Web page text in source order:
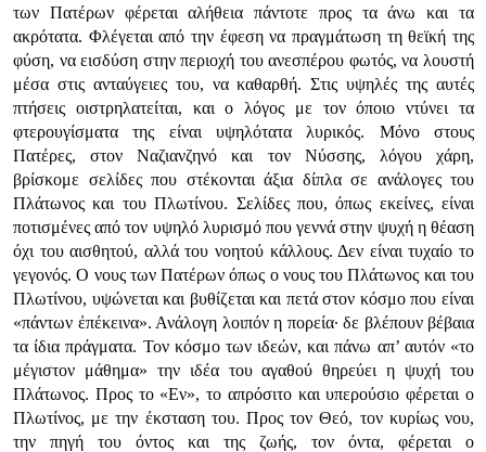
των Πατέρων φέρεται αλήθεια πάντοτε προς τα άνω και τα
ακρότατα. Φλέγεται από την έφεση να πραγμάτωση τη θεϊκή της
φύση, να εισδύση στην περιοχή του ανεσπέρου φωτός, να λουστή
μέσα στις ανταύγειες του, να καθαρθή. Στις υψηλές της αυτές
πτήσεις οιστρηλατείται, και ο λόγος με τον όποιο ντύνει τα
φτερουγίσματα της είναι υψηλότατα λυρικός. Μόνο στους
Πατέρες, στον Ναζιανζηνό και τον Νύσσης, λόγου χάρη,
βρίσκομε σελίδες που στέκονται άξια δίπλα σε ανάλογες του
Πλάτωνος και του Πλωτίνου. Σελίδες που, όπως εκείνες, είναι
ποτισμένες από τον υψηλό λυρισμό που γεννά στην ψυχή η θέαση
όχι του αισθητού, αλλά του νοητού κάλλους. Δεν είναι τυχαίο το
γεγονός. Ο νους των Πατέρων όπως ο νους του Πλάτωνος και του
Πλωτίνου, υψώνεται και βυθίζεται και πετά στον κόσμο που είναι
«πάντων ἐπέκεινα». Ανάλογη λοιπόν η πορεία· δε βλέπουν βέβαια
τα ίδια πράγματα. Τον κόσμο των ιδεών, και πάνω απ’ αυτόν «το
μέγιστον μάθημα» την ιδέα του αγαθού θηρεύει η ψυχή του
Πλάτωνος. Προς το «Εν», το απρόσιτο και υπερούσιο φέρεται ο
Πλωτίνος, με την έκσταση του. Προς τον Θεό, τον κυρίως νου,
την πηγή του όντος και της ζωής, τον όντα, φέρεται ο